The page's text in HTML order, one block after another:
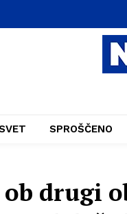
SPROŠČENO
drugi